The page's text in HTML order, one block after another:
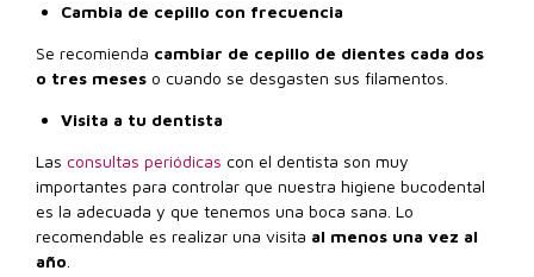
Cambia de cepillo con frecuencia
Se recomienda cambiar de cepillo de dientes cada dos
o tres meses o cuando se desgasten sus filamentos.
Visita a tu dentista
Las consultas periódicas con el dentista son muy
importantes para controlar que nuestra higiene bucodental
es la adecuada y que tenemos una boca sana. Lo
recomendable es realizar una visita al menos una vez al
año.